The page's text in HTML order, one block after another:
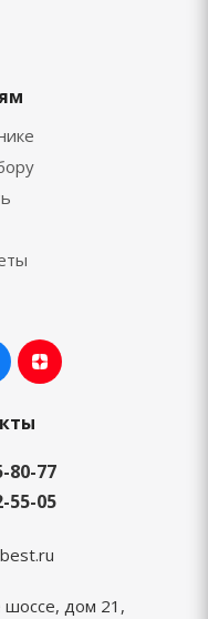
80-77
55-05
шоссе, дом 21,